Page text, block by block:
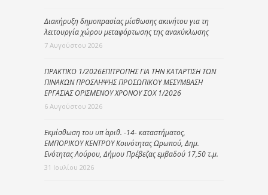
Διακήρυξη δημοπρασίας μίσθωσης ακινήτου για τη
λειτουργία χώρου μεταφόρτωσης της ανακύκλωσης
7 Αυγούστου 2026
ΠΡΑΚΤΙΚΟ 1/2026ΕΠΙΤΡΟΠΗΣ ΓΙΑ ΤΗΝ ΚΑΤΑΡΤΙΣΗ ΤΩΝ
ΠΙΝΑΚΩΝ ΠΡΟΣΛΗΨΗΣ ΠΡΟΣΩΠΙΚΟΥ ΜΕΣΥΜΒΑΣΗ
ΕΡΓΑΣΙΑΣ ΟΡΙΣΜΕΝΟΥ ΧΡΟΝΟΥ ΣΟΧ 1/2026
6 Αυγούστου 2026
Εκμίσθωση του υπ΄ αριθ. -14- καταστήματος,
ΕΜΠΟΡΙΚΟΥ ΚΕΝΤΡΟΥ Κοινότητας Ωρωπού, Δημ.
Ενότητας Λούρου, Δήμου Πρέβεζας εμβαδού 17,50 τ.μ.
31 Ιουλίου 2026